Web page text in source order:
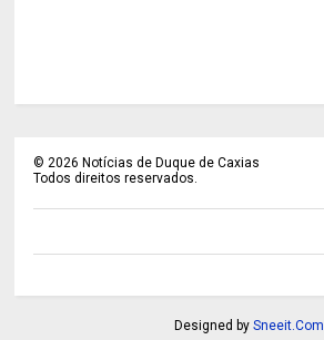
©2026 Notícias de Duque de Caxias
Todos direitos reservados.
Designed by Sneeit.Com